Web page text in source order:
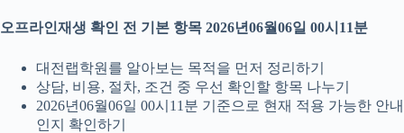
오프라인재생 확인 전 기본 항목 2026년06월06일 00시11분
대전랩학원를 알아보는 목적을 먼저 정리하기
상담, 비용, 절차, 조건 중 우선 확인할 항목 나누기
2026년06월06일 00시11분 기준으로 현재 적용 가능한 안내
인지 확인하기